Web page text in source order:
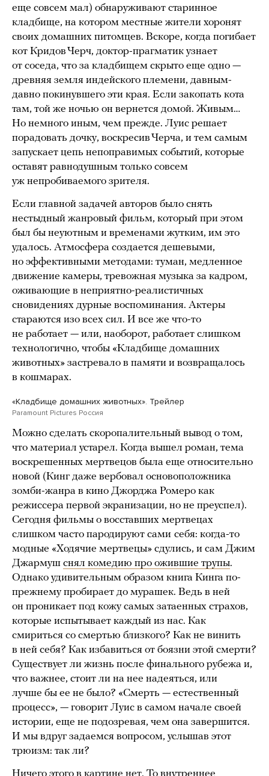
еще совсем мал) обнаруживают старинное
кладбище, на котором местные жители хоронят
своих домашних питомцев. Вскоре, когда погибает
кот Кридов Черч, доктор-прагматик узнает
от соседа, что за кладбищем скрыто еще одно —
древняя земля индейского племени, давным-
давно покинувшего эти края. Если закопать кота
там, той же ночью он вернется домой. Живым…
Но немного иным, чем прежде. Луис решает
порадовать дочку, воскресив Черча, и тем самым
запускает цепь непоправимых событий, которые
оставят равнодушным только совсем
уж непробиваемого зрителя.
Если главной задачей авторов было снять
нестыдный жанровый фильм, который при этом
был бы неуютным и временами жутким, им это
удалось. Атмосфера создается дешевыми,
но эффективными методами: туман, медленное
движение камеры, тревожная музыка за кадром,
оживающие в неприятно-реалистичных
сновидениях дурные воспоминания. Актеры
стараются изо всех сил. И все же что-то
не работает — или, наоборот, работает слишком
технологично, чтобы «Кладбище домашних
животных» застревало в памяти и возвращалось
в кошмарах.
«Кладбище домашних животных». Трейлер
Paramount Pictures Россия
Можно сделать скоропалительный вывод о том,
что материал устарел. Когда вышел роман, тема
воскрешенных мертвецов была еще относительно
новой (Кинг даже вербовал основоположника
зомби-жанра в кино Джорджа Ромеро как
режиссера первой экранизации, но не преуспел).
Сегодня фильмы о восставших мертвецах
слишком часто пародируют сами себя: когда-то
модные «Ходячие мертвецы» сдулись, и сам Джим
Джармуш снял комедию про ожившие трупы.
Однако удивительным образом книга Кинга по-
прежнему пробирает до мурашек. Ведь в ней
он проникает под кожу самых затаенных страхов,
которые испытывает каждый из нас. Как
смириться со смертью близкого? Как не винить
в ней себя? Как избавиться от боязни этой смерти?
Существует ли жизнь после финального рубежа и,
что важнее, стоит ли на нее надеяться, или
лучше бы ее не было? «Смерть — естественный
процесс», — говорит Луис в самом начале своей
истории, еще не подозревая, чем она завершится.
И мы вдруг задаемся вопросом, услышав этот
трюизм: так ли?